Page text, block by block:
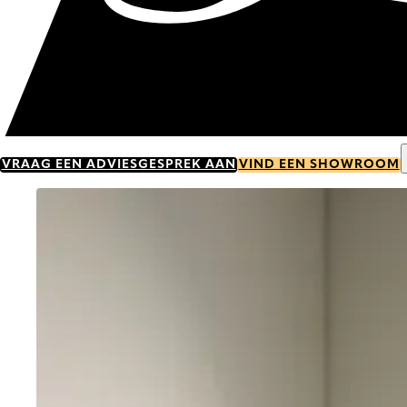
VRAAG EEN ADVIESGESPREK AAN VIND EEN SHOWROOM
Go to item 0